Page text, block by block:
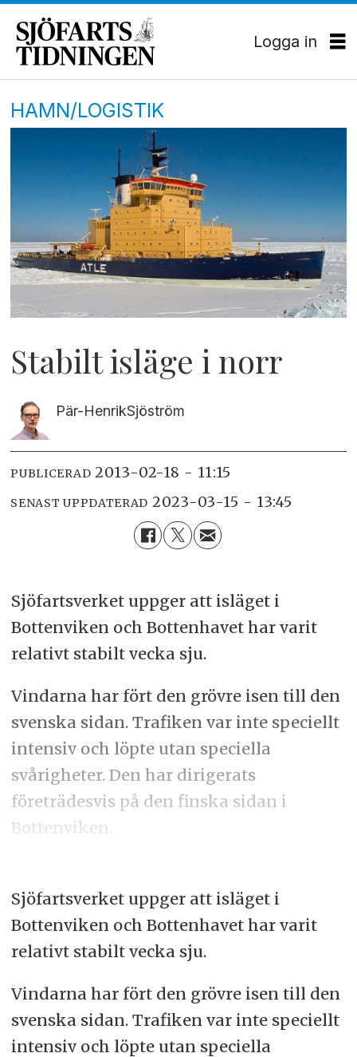
Logga in
HAMN/LOGISTIK
Stabilt isläge i norr
Pär-HenrikSjöström
PUBLICERAD 2013-02-18 - 11:15
SENAST UPPDATERAD 2023-03-15 - 13:45
Sjöfartsverket uppger att isläget i
Bottenviken och Bottenhavet har varit
relativt stabilt vecka sju.
Vindarna har fört den grövre isen till den
svenska sidan. Trafiken var inte speciellt
intensiv och löpte utan speciella
svårigheter. Den har dirigerats
företrädesvis på den finska sidan i
Bottenviken.
Sjöfartsverket uppger att isläget i
Bottenviken och Bottenhavet har varit
relativt stabilt vecka sju.
Vindarna har fört den grövre isen till den
svenska sidan. Trafiken var inte speciellt
intensiv och löpte utan speciella